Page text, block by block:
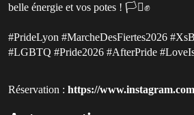
belle énergie et vos potes ! 🏳️‍⚧️✊
#PrideLyon #MarcheDesFiertes2026
#LGBTQ #Pride2026 #AfterPride
Réservation : https://www.instagram.com/p/